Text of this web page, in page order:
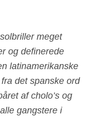
meget
og definerede
latinamerikanske
det spanske ord
af cholo’s og
gangstere i